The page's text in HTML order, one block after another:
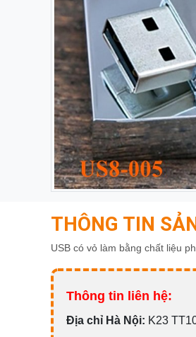
THÔNG TIN
USB có vỏ làm bằng chất liệu
Thông tin liên hệ:
Địa chỉ Hà Nội: K23